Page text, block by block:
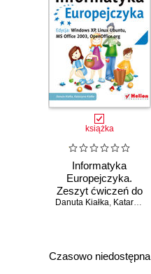
książka
Informatyka
Europejczyka.
Zeszyt ćwiczeń do
zajęć
Edycja: Windows
XP, Linux Ubuntu,
Danuta Kiałka, Katarzyna Kiałka
Czasowo niedostępna